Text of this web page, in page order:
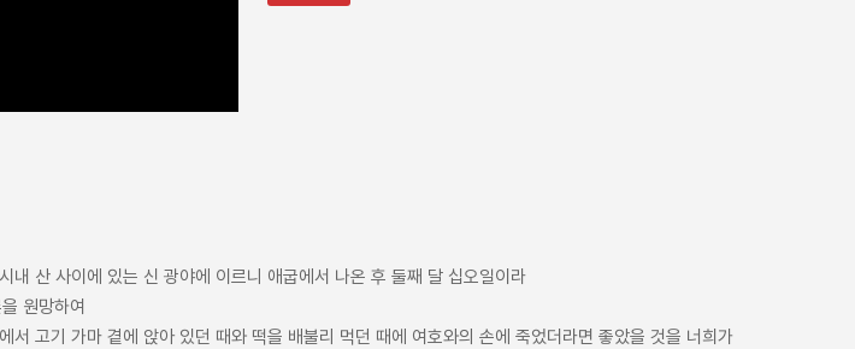
내 산 사이에 있는 신 광야에 이르니 애굽에서 나온 후 둘째 달 십오일이라
원망하여
서 고기 가마 곁에 앉아 있던 때와 떡을 배불리 먹던 때에 여호와의 손에 죽었더라면 좋았을 것을 너희가